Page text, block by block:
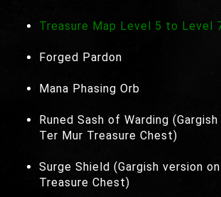
Treasure Map Level 5 to Level
Forged Pardon
Mana Phasing Orb
Runed Sash of Warding
Ter Mur Treasure Chest)
Surge Shield (Gargish version
Treasure Chest)